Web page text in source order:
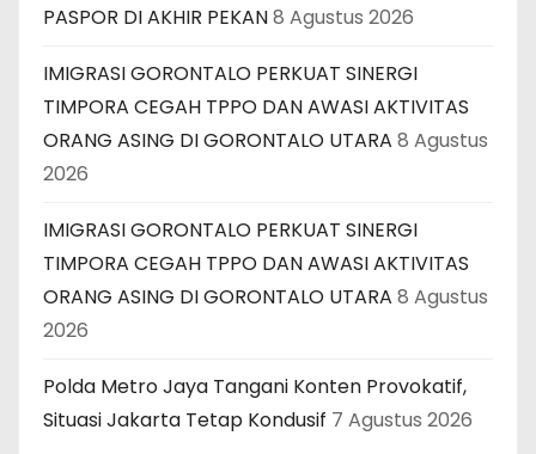
PASPOR DI AKHIR PEKAN8 Agustus 2026
IMIGRASI GORONTALO PERKUAT SINERGI
TIMPORA CEGAH TPPO DAN AWASI AKTIVITAS
ORANG ASING DI GORONTALO UTARA 8 Agustus
2026
IMIGRASI GORONTALO PERKUAT SINERGI
TIMPORA CEGAH TPPO DAN AWASI AKTIVITAS
ORANG ASING DI GORONTALO UTARA 8 Agustus
2026
Polda Metro Jaya Tangani Konten Provokatif,
Situasi Jakarta Tetap Kondusif 7 Agustus 2026